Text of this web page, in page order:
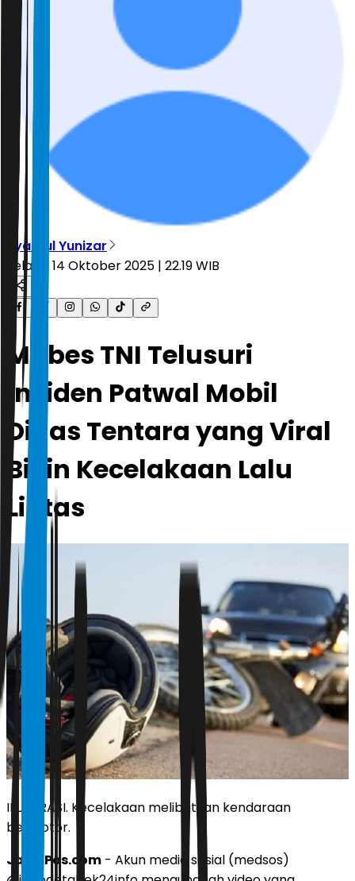
Syahrul Yunizar
Selasa, 14 Oktober 2025 | 22.19 WIB
Mabes TNI Telusuri
Insiden Patwal Mobil
Dinas Tentara yang Viral
Bikin Kecelakaan Lalu
Lintas
ILUSTRASI. Kecelakaan melibatkan kendaraan
bermotor.
JawaPos.com - Akun media sosial (medsos)